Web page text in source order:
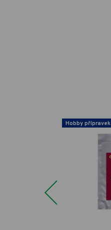
Previous
Hobby přípravek